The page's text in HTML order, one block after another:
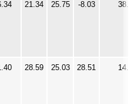
度及場外證券交易匯報制度
21.34 25.75 -8.03
28.59 25.03 28.51